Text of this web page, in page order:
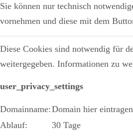
Sie können nur technisch
vornehmen und diese mit dem
Diese Cookies sind notwendig für
weitergegeben. Informationen zu
user_privacy_settings
Domainname:Domain hier eintragen
Ablauf:
30 Tage